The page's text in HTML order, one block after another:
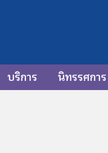
บริการ นิทรรศการ